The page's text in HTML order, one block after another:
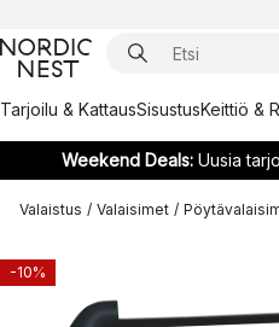
Tarjoilu & KattausSisustusKeittiö &
Weekend Deals:Uusia
Valaistus / Valaisimet /
-10%